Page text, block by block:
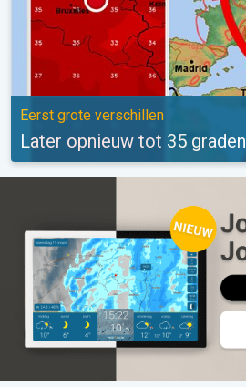
Eerst grote verschillen
Later opnieuw tot 35 graden